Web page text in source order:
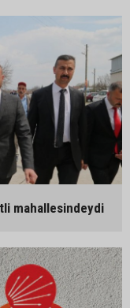
mahallesindeydi